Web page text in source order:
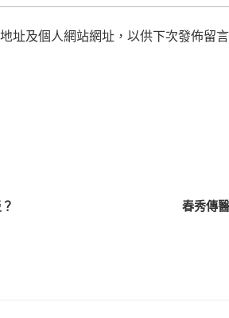
址及個人網站網址，以供下次發佈留
春秀傳